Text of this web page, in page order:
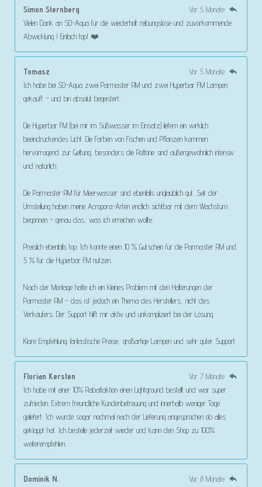
Simon Sternberg
Vor 5 Monate
Vielen Dank an SD-Aqua für die wiederholt reibungslose und zuvorkommende
Abwicklung ! Einfach top! ❤️
Tomasz
Vor 5 Monate
Ich habe bei SD-Aqua zwei Parmaster RM und zwei Hyperbar FM Lampen
gekauft – und bin absolut begeistert.
Die Hyperbar FM (bei mir im Süßwasser im Einsatz) liefern ein wirklich
beeindruckendes Licht. Die Farben von Fischen und Pflanzen kommen
hervorragend zur Geltung, besonders die Rottöne sind außergewöhnlich intensiv
und natürlich.
Die Parmaster RM für Meerwasser sind ebenfalls unglaublich gut. Seit der
Umstellung haben meine Acropora-Arten endlich sichtbar mit dem Wachstum
begonnen – genau das, was ich erreichen wollte.
Preislich ebenfalls top: Ich konnte einen 10 % Gutschein für die Parmaster RM und
5 % für die Hyperbar FM nutzen.
Nach der Montage hatte ich ein kleines Problem mit den Halterungen der
Parmaster RM – das ist jedoch ein Thema des Herstellers, nicht des
Verkäufers. Der Support hilft mir aktiv und unkompliziert bei der Lösung.
Klare Empfehlung: fantastische Preise, großartige Lampen und sehr guter Support.
Florian Kersten
Vor 7 Monate
Ich habe mit einer 10% Rabattaktion einen Lightground bestellt und war super
zufrieden. Extrem freundliche Kundenbetreuung und innerhalb weniger Tage
geliefert. Ich wurde sogar nochmal nach der Lieferung angesprochen ob alles
geklappt hat. Ich bestelle jederzeit wieder und kann den Shop zu 100%
weiterempfehlen..
Dominik N.
Vor 8 Monate